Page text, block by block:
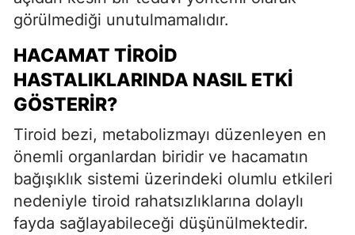
görülmediği unutulmamalıdır.
HACAMAT TIROID
HASTALIKLARINDA NASIL ETKI
GÖSTERIR?
Tiroid bezi, metabolizmayı düzenleyen en
önemli organlardan biridir ve hacamatın
bağışıklık sistemi üzerindeki olumlu etkileri
nedeniyle tiroid rahatsızlıklarına dolaylı
fayda sağlayabileceği düşünülmektedir.